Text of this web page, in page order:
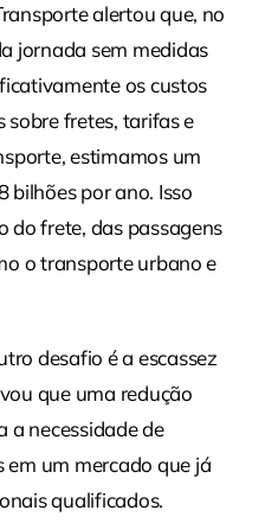
alertou que, no
jornada sem medidas
os custos
sobre fretes, tarifas e
estimamos um
bilhões por ano. Isso
do frete, das passagens
o transporte urbano e
desafio é a escassez
que uma redução
a necessidade de
um mercado que já
qualificados.